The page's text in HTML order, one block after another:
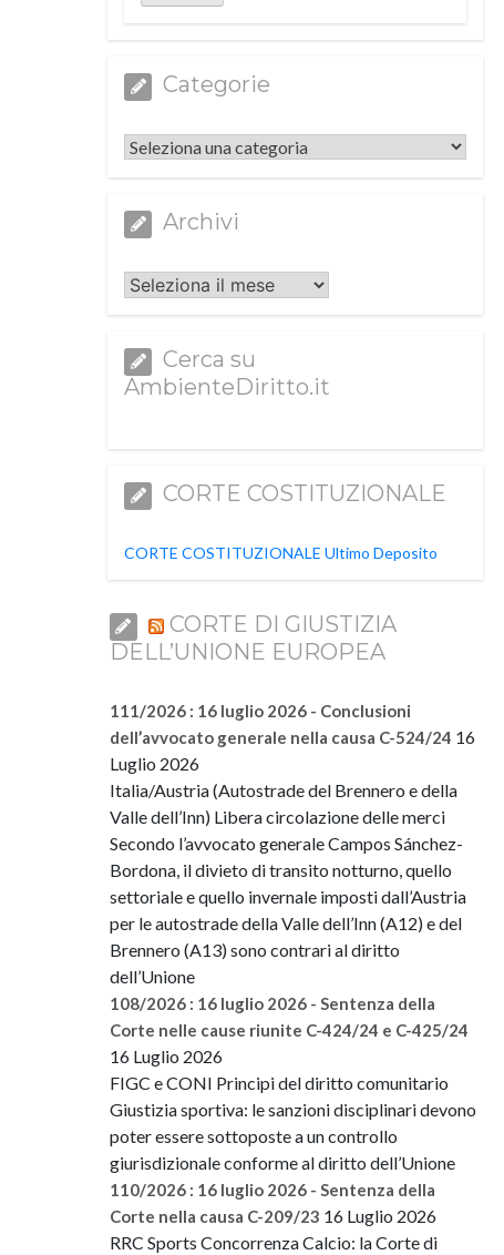
Categorie
Categorie
Archivi
Archivi
Cerca su
AmbienteDiritto.it
CORTE COSTITUZIONALE
CORTE COSTITUZIONALE Ultimo Deposito
CORTE DI GIUSTIZIA
DELL’UNIONE EUROPEA
111/2026 : 16 luglio 2026 - Conclusioni
dell’avvocato generale nella causa C-524/24 16
Luglio 2026
Italia/Austria (Autostrade del Brennero e della
Valle dell’Inn) Libera circolazione delle merci
Secondo l’avvocato generale Campos Sánchez-
Bordona, il divieto di transito notturno, quello
settoriale e quello invernale imposti dall’Austria
per le autostrade della Valle dell’Inn (A12) e del
Brennero (A13) sono contrari al diritto
dell’Unione
108/2026 : 16 luglio 2026 - Sentenza della
Corte nelle cause riunite C-424/24 e C-425/24
16 Luglio 2026
FIGC e CONI Principi del diritto comunitario
Giustizia sportiva: le sanzioni disciplinari devono
poter essere sottoposte a un controllo
giurisdizionale conforme al diritto dell’Unione
110/2026 : 16 luglio 2026 - Sentenza della
Corte nella causa C-209/23 16 Luglio 2026
RRC Sports Concorrenza Calcio: la Corte di